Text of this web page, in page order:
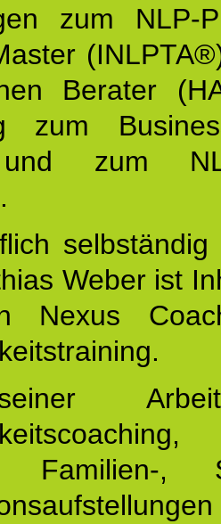
zum NLP-
Berater
zum
zum
Weber ist
Nexus
Familien-,